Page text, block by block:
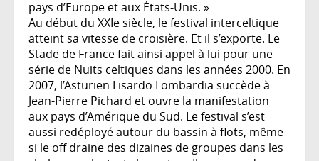
pays d’Europe et aux États-Unis. »
Au début du XXIe siècle, le festival interceltique
atteint sa vitesse de croisière. Et il s’exporte. Le
Stade de France fait ainsi appel à lui pour une
série de Nuits celtiques dans les années 2000. En
2007, l’Asturien Lisardo Lombardia succède à
Jean-Pierre Pichard et ouvre la manifestation
aux pays d’Amérique du Sud. Le festival s’est
aussi redéployé autour du bassin à flots, même
si le off draine des dizaines de groupes dans les